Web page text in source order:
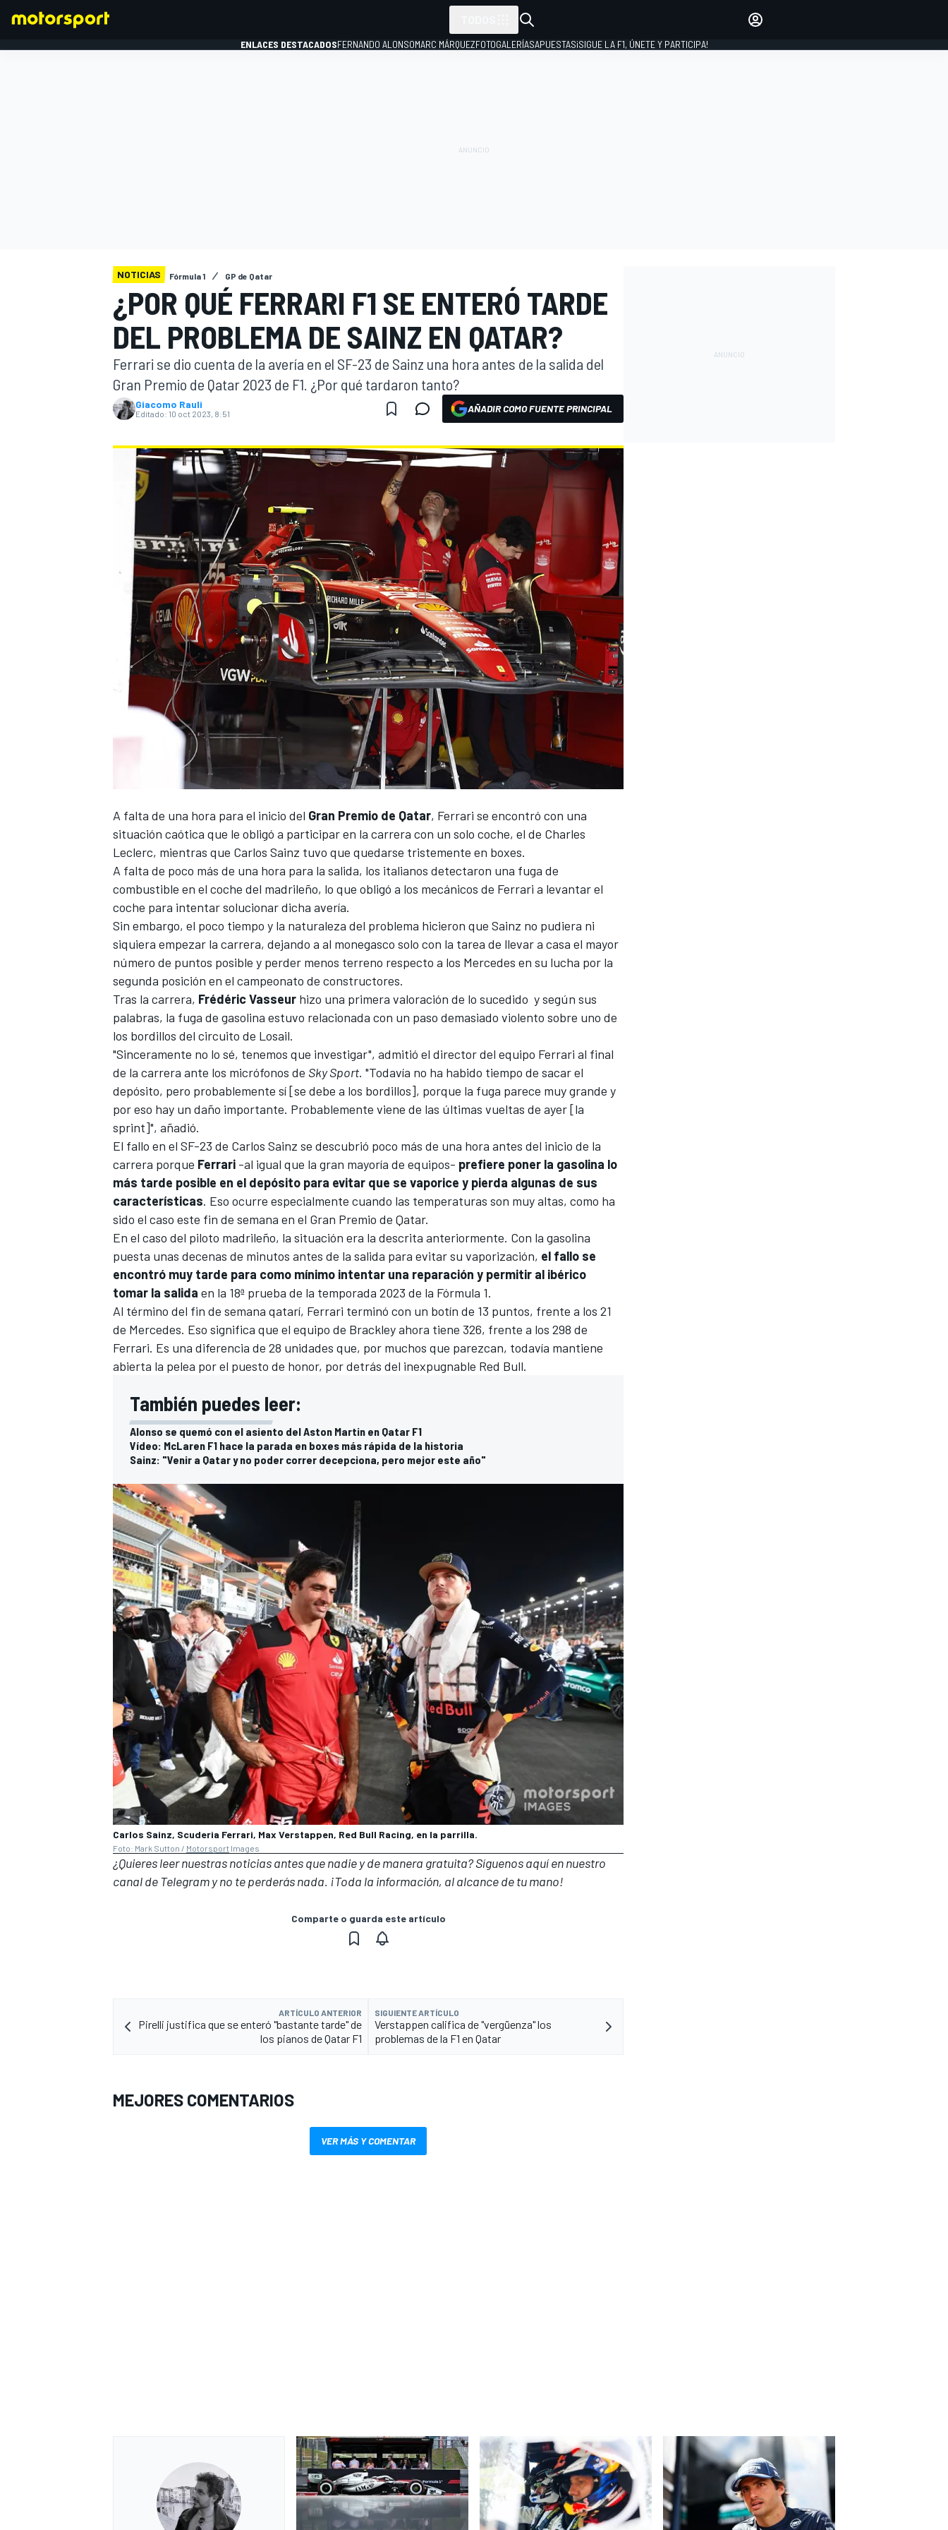
FÓRMULA E
MÁS CATEGORÍAS
ENLACES DESTACADOSFERNANDO ALONSOMARC MÁRQUEZFOTOGALERÍASAPUESTAS¡SIGUE LA F1, ÚNETE Y PARTICIPA!
NOTICIAS Fórmula 1 GP de Qatar
¿POR QUÉ FERRARI F1 SE ENTERÓ TARDE
DEL PROBLEMA DE SAINZ EN QATAR?
Ferrari se dio cuenta de la avería en el SF-23 de Sainz una hora antes de la salida del
Gran Premio de Qatar 2023 de F1. ¿Por qué tardaron tanto?
Giacomo Rauli
Editado: 10 oct 2023, 8:51 AÑADIR COMO FUENTE PRINCIPAL
A falta de una hora para el inicio del Gran Premio de Qatar, Ferrari se encontró con una
situación caótica que le obligó a participar en la carrera con un solo coche, el de Charles
Leclerc, mientras que Carlos Sainz tuvo que quedarse tristemente en boxes.
A falta de poco más de una hora para la salida, los italianos detectaron una fuga de
combustible en el coche del madrileño, lo que obligó a los mecánicos de Ferrari a levantar el
coche para intentar solucionar dicha avería.
Sin embargo, el poco tiempo y la naturaleza del problema hicieron que Sainz no pudiera ni
siquiera empezar la carrera, dejando a al monegasco solo con la tarea de llevar a casa el mayor
número de puntos posible y perder menos terreno respecto a los Mercedes en su lucha por la
segunda posición en el campeonato de constructores.
Tras la carrera, Frédéric Vasseur hizo una primera valoración de lo sucedido y según sus
palabras, la fuga de gasolina estuvo relacionada con un paso demasiado violento sobre uno de
los bordillos del circuito de Losail.
"Sinceramente no lo sé, tenemos que investigar", admitió el director del equipo Ferrari al final
de la carrera ante los micrófonos de Sky Sport. "Todavía no ha habido tiempo de sacar el
depósito, pero probablemente sí [se debe a los bordillos], porque la fuga parece muy grande y
por eso hay un daño importante. Probablemente viene de las últimas vueltas de ayer [la
sprint]", añadió.
El fallo en el SF-23 de Carlos Sainz se descubrió poco más de una hora antes del inicio de la
carrera porque Ferrari -al igual que la gran mayoría de equipos- prefiere poner la gasolina lo
más tarde posible en el depósito para evitar que se vaporice y pierda algunas de sus
características. Eso ocurre especialmente cuando las temperaturas son muy altas, como ha
sido el caso este fin de semana en el Gran Premio de Qatar.
En el caso del piloto madrileño, la situación era la descrita anteriormente. Con la gasolina
puesta unas decenas de minutos antes de la salida para evitar su vaporización, el fallo se
encontró muy tarde para como mínimo intentar una reparación y permitir al ibérico
tomar la salida en la 18ª prueba de la temporada 2023 de la Fórmula 1.
Al término del fin de semana qatarí, Ferrari terminó con un botín de 13 puntos, frente a los 21
de Mercedes. Eso significa que el equipo de Brackley ahora tiene 326, frente a los 298 de
Ferrari. Es una diferencia de 28 unidades que, por muchos que parezcan, todavía mantiene
abierta la pelea por el puesto de honor, por detrás del inexpugnable Red Bull.
También puedes leer:
Alonso se quemó con el asiento del Aston Martin en Qatar F1
Vídeo: McLaren F1 hace la parada en boxes más rápida de la historia
Sainz: "Venir a Qatar y no poder correr decepciona, pero mejor este año"
Carlos Sainz, Scuderia Ferrari, Max Verstappen, Red Bull Racing, en la parrilla.
Foto: Mark Sutton / Motorsport Images
¿Quieres leer nuestras noticias antes que nadie y de manera gratuita? Síguenosaquí en nuestro
canal de Telegramy no te perderás nada. ¡Toda la información, al alcance de tu mano!
Comparte o guarda este artículo
ARTÍCULO ANTERIOR
Pirelli justifica que se enteró "bastante tarde" de
los pianos de Qatar F1
SIGUIENTE ARTÍCULO
Verstappen califica de "vergüenza" los
problemas de la F1 en Qatar
MEJORES COMENTARIOS
VER MÁS Y COMENTAR